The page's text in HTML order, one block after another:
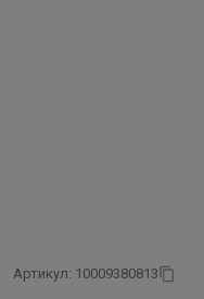
Артикул: 10009380813